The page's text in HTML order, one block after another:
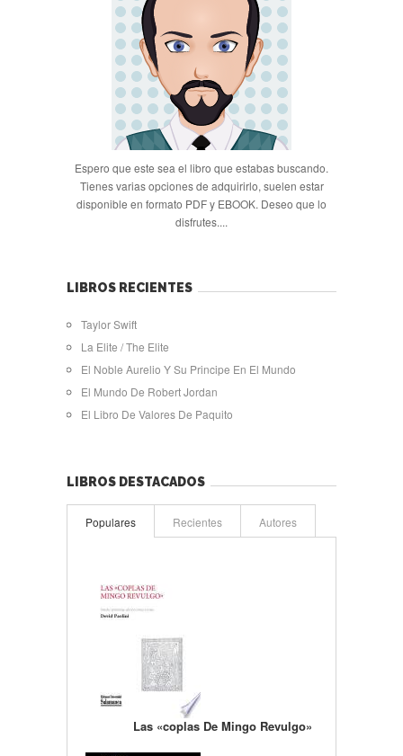
Espero que este sea el libro que estabas buscando.
Tienes varias opciones de adquirirlo, suelen estar
disponible en formato PDF y EBOOK. Deseo que lo
disfrutes....
LIBROS RECIENTES
Taylor Swift
La Elite / The Elite
El Noble Aurelio Y Su Principe En El Mundo
El Mundo De Robert Jordan
El Libro De Valores De Paquito
LIBROS DESTACADOS
Populares Recientes Autores
Las «coplas De Mingo Revulgo»